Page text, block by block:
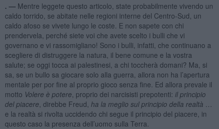
. — Mentre leggete questo articolo, state probabilmente vivendo un
caldo torrido, se abitate nelle regioni interne del Centro-Sud, un
caldo afoso se vivete lungo le coste. E non sapete con chi
prendervela, perché siete voi che avete scelto i bulli che vi
governano e vi rassomigliano! Sono i bulli, infatti, che continuano a
scegliere di distruggere la natura, il bene comune e la vostra
salute; se oggi tocca ai palestinesi, a chi toccherà domani? Ma, si
sa, se un bullo sa giocare solo alla guerra, allora non ha l’apertura
mentale per por fine al proprio gioco senza fine. Ed allora prevale il
motto Volere è potere , proprio dei narcisisti prepotenti: il principio
del piacere , direbbe Freud, ha la meglio sul principio della realtà
e la realtà si rivolta uccidendo chi segue il principio del piacere, in
questo caso la presenza dell’uomo sulla Terra.